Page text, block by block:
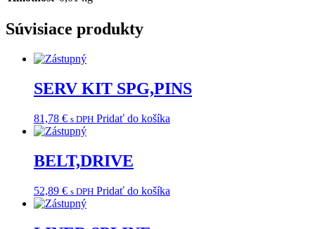
Súvisiace produkty
SERV KIT SPG,PINS
81,78 € s DPH Pridať do košíka
BELT,DRIVE
52,89 € s DPH Pridať do košíka